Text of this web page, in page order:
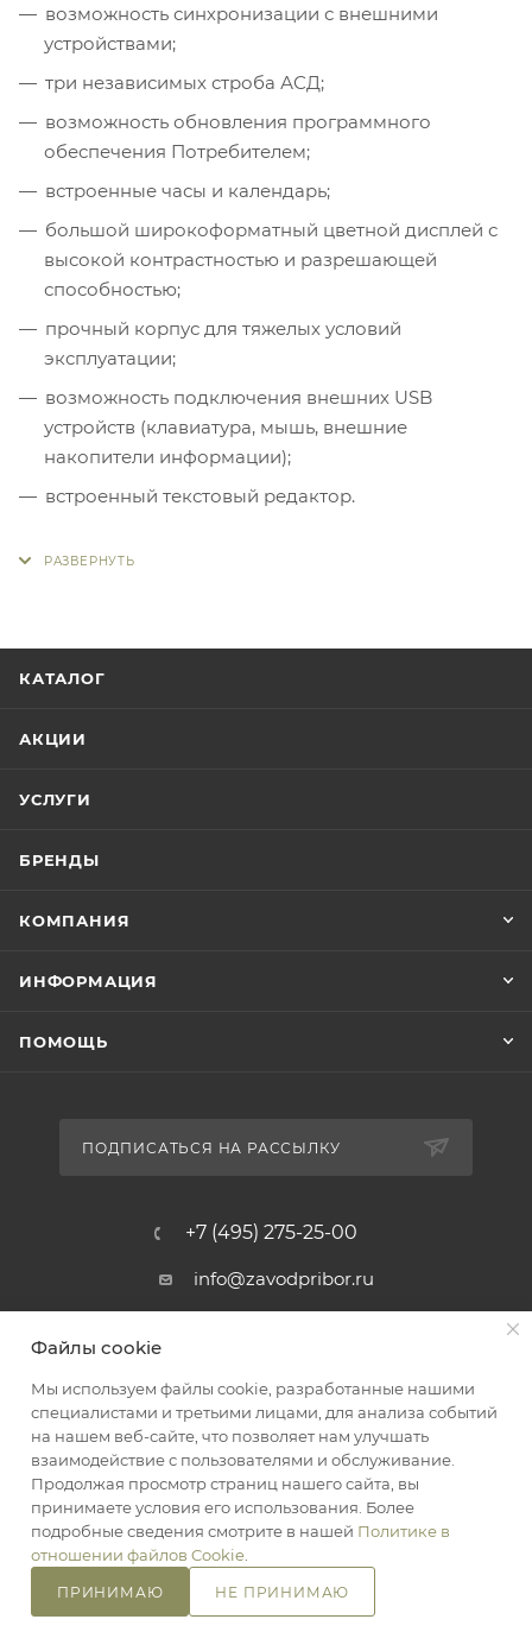
В КОРЗИНУ
возможность синхронизации с внешними
устройствами;
три независимых строба АСД;
возможность обновления программного
обеспечения Потребителем;
встроенные часы и календарь;
большой широкоформатный цветной дисплей с
высокой контрастностью и разрешающей
способностью;
прочный корпус для тяжелых условий
эксплуатации;
возможность подключения внешних USB
устройств (клавиатура, мышь, внешние
накопители информации);
встроенный текстовый редактор.
КАТАЛОГ
АКЦИИ
УСЛУГИ
БРЕНДЫ
КОМПАНИЯ
ИНФОРМАЦИЯ
ПОМОЩЬ
ПОДПИСАТЬСЯ НА РАССЫЛКУ
+7 (495) 275-25-00
info@zavodpribor.ru
2016-2026 © ЗаводПрибор - Измерительные приборы
Оферта
Конфиденциальность
Файлы cookie
Мы используем файлы cookie, разработанные нашими
специалистами и третьими лицами, для анализа событий
на нашем веб-сайте, что позволяет нам улучшать
взаимодействие с пользователями и обслуживание.
Продолжая просмотр страниц нашего сайта, вы
принимаете условия его использования. Более
подробные сведения смотрите в нашей Политике в
отношении файлов Cookie
ПРИНИМАЮ НЕ ПРИНИМАЮ